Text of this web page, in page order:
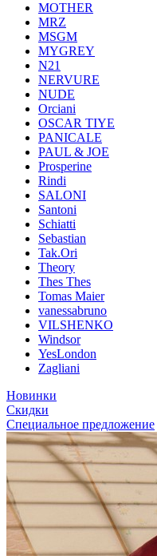
MOTHER
MRZ
MSGM
MYGREY
N21
NERVURE
NUDE
Orciani
OSCAR TIYE
PANICALE
PAUL & JOE
Prosperine
Rindi
SALONI
Santoni
Schiatti
Sebastian
Tak.Ori
Theory
Thes Thes
Tomas Maier
vanessabruno
VILSHENKO
Windsor
YesLondon
Zagliani
Новинки
Скидки
Специальное предложение